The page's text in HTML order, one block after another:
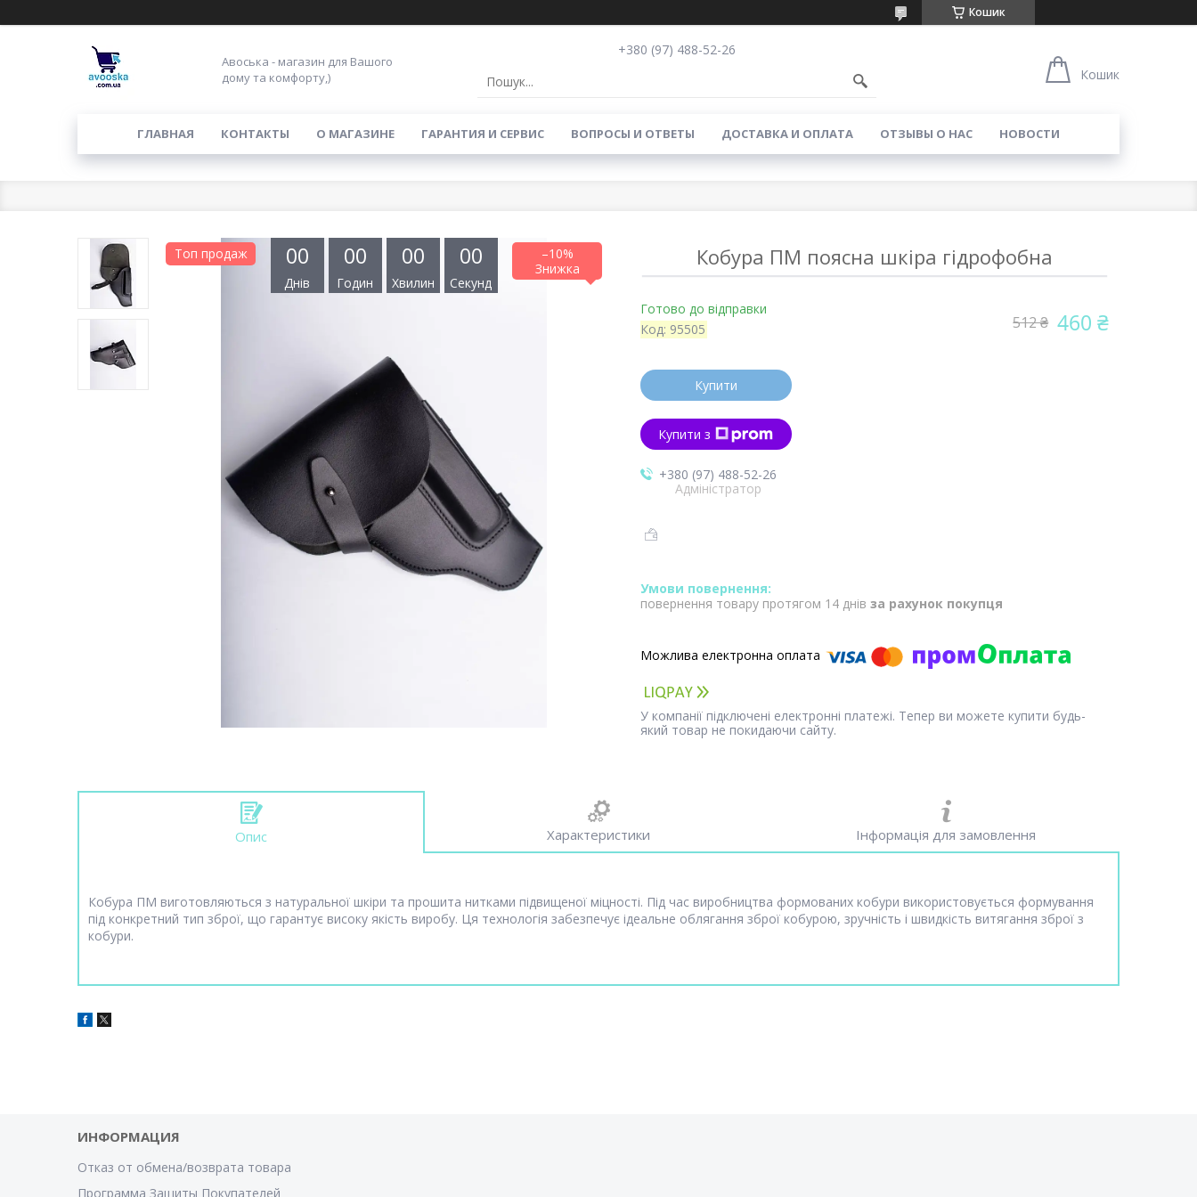
Кошик
Авоська - магазин для Вашого
дому та комфорту,)
+380 (97) 488-52-26
Кошик
ГЛАВНАЯ КОНТАКТЫ О МАГАЗИНЕ ГАРАНТИЯ И СЕРВИС ВОПРОСЫ И ОТВЕТЫ ДОСТАВКА И ОПЛАТА ОТЗЫВЫ О НАС НОВОСТИ
Топ продаж –10%
00
Днів
00
Годин
00
Хвилин
00
Секунд
Кобура ПМ поясна шкіра гідрофобна
Готово до відправки
Код: 95505 512 ₴ 460 ₴
Купити
Купити з
+380 (97) 488-52-26
Адміністратор
повернення товару протягом 14 днів за рахунок покупця
У компанії підключені електронні платежі. Тепер ви можете купити будь-
який товар не покидаючи сайту.
Опис Характеристики Інформація для замовлення
Кобура ПМ виготовляються з натуральної шкіри та прошита нитками підвищеної міцності. Під час виробництва формованих кобури використовується формування
під конкретний тип зброї, що гарантує високу якість виробу. Ця технологія забезпечує ідеальне облягання зброї кобурою, зручність і швидкість витягання зброї з
кобури.
ИНФОРМАЦИЯ
Отказ от обмена/возврата товара
Программа Защиты Покупателей